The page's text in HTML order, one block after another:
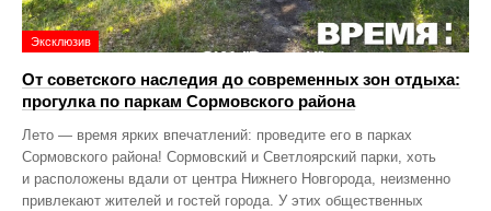
Эксклюзив
От советского наследия до современных зон отдыха:
прогулка по паркам Сормовского района
Лето — время ярких впечатлений: проведите его в парках
Сормовского района! Сормовский и Светлоярский парки, хоть
и расположены вдали от центра Нижнего Новгорода, неизменно
привлекают жителей и гостей города. У этих общественных